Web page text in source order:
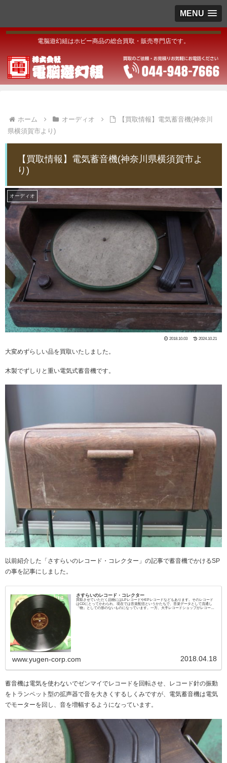
MENU
電脳遊幻組はホビー商品の総合買取・販売専門店です。
ホーム オーディオ
【買取情報】電気蓄音機(神奈川
県横須賀市より)
【買取情報】電気蓄音機(神奈川県横須賀市よ
り)
オーディオ
2018.10.03 2024.10.21
大変めずらしい品を買取いたしました。
木製でずしりと重い電気式蓄音機です。
以前紹介した「さすらいのレコード・コレクター」の記事で蓄音機でかけるSP
の事を記事にしました。
さすらいのレコード・コレクター
買取させていただく品物にはLPレコードやEPレコードなどもあります。そのレコード
はCDにとってかわられ、現在では音楽配信というかたちで、音楽データとして流通し
「物」としての形のないものになっています。一方、大手レコードショップがレコード
www.yugen-corp.com 2018.04.18
蓄音機は電気を使わないでゼンマイでレコードを回転させ、レコード針の振動
をトランペット型の拡声器で音を大きくするしくみですが、電気蓄音機は電気
でモーターを回し、音を増幅するようになっています。